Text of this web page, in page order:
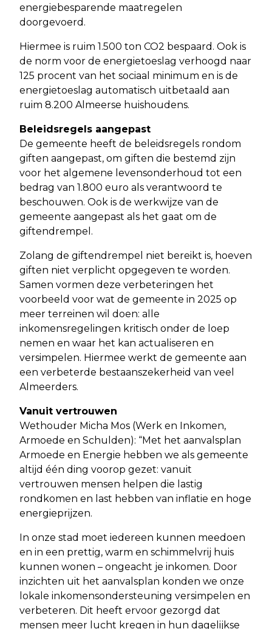
energiebesparende maatregelen
doorgevoerd.
Hiermee is ruim 1.500 ton CO2 bespaard. Ook is
de norm voor de energietoeslag verhoogd naar
125 procent van het sociaal minimum en is de
energietoeslag automatisch uitbetaald aan
ruim 8.200 Almeerse huishoudens.
Beleidsregels aangepast
De gemeente heeft de beleidsregels rondom
giften aangepast, om giften die bestemd zijn
voor het algemene levensonderhoud tot een
bedrag van 1.800 euro als verantwoord te
beschouwen. Ook is de werkwijze van de
gemeente aangepast als het gaat om de
giftendrempel.
Zolang de giftendrempel niet bereikt is, hoeven
giften niet verplicht opgegeven te worden.
Samen vormen deze verbeteringen het
voorbeeld voor wat de gemeente in 2025 op
meer terreinen wil doen: alle
inkomensregelingen kritisch onder de loep
nemen en waar het kan actualiseren en
versimpelen. Hiermee werkt de gemeente aan
een verbeterde bestaanszekerheid van veel
Almeerders.
Vanuit vertrouwen
Wethouder Micha Mos (Werk en Inkomen,
Armoede en Schulden): “Met het aanvalsplan
Armoede en Energie hebben we als gemeente
altijd één ding voorop gezet: vanuit
vertrouwen mensen helpen die lastig
rondkomen en last hebben van inflatie en hoge
energieprijzen.
In onze stad moet iedereen kunnen meedoen
en in een prettig, warm en schimmelvrij huis
kunnen wonen – ongeacht je inkomen. Door
inzichten uit het aanvalsplan konden we onze
lokale inkomensondersteuning versimpelen en
verbeteren. Dit heeft ervoor gezorgd dat
mensen meer lucht kregen in hun dagelijkse